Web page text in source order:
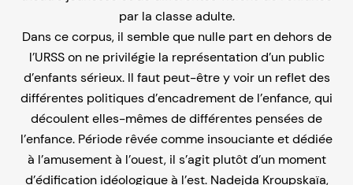
par la classe adulte.
Dans ce corpus, il semble que nulle part en dehors de
l’URSS on ne privilégie la représentation d’un public
d’enfants sérieux. Il faut peut-être y voir un reflet des
différentes politiques d’encadrement de l’enfance, qui
découlent elles-mêmes de différentes pensées de
l’enfance. Période rêvée comme insouciante et dédiée
à l’amusement à l’ouest, il s’agit plutôt d’un moment
d’édification idéologique à l’est. Nadejda Kroupskaïa,